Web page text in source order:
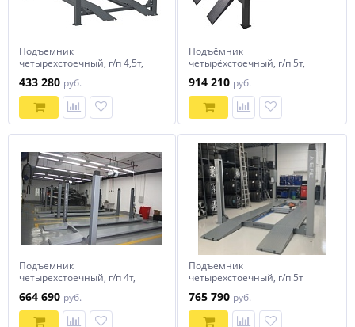
Подъемник
Dekar HFL4145E для сход-
развала
433 280 руб.
Подъёмник
Everlift 6435V2.B.57L.50T.E для
сход-развала
914 210 руб.
Подъемник
четырехстоечный, г/п 4т,
Everlift 6435V2S.48L.40T.E
664 690 руб.
Подъемник
четырехстоечный, г/п 5т
,Everlift 6435V2.S.52L.50T.E
765 790 руб.